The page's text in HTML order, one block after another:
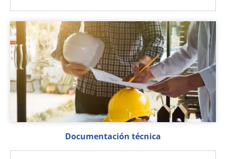
Documentación técnica